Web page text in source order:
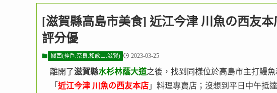
[滋賀縣高島市美食] 近江今津 川魚の西友
評分優
關西(神戶.奈良.和歌山.滋賀) 2023-03-25
離開了滋賀縣水杉林蔭大道之後，找到同樣位於高島市主打鰻
「 近江今津 川魚の西友本店 」料理專賣店；沒想到平日中午抵